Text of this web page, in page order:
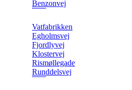
Benzonvej
Vatfabrikken
Egholmsvej
Fjordlyvej
Klostervej
Rismøllegade
Runddelsvej